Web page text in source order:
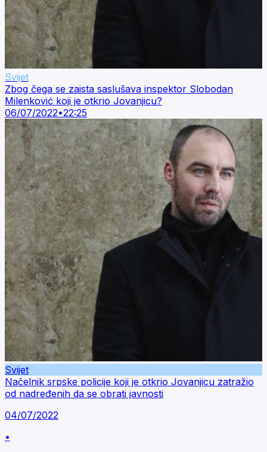
Svijet
Zbog čega se zaista saslušava inspektor Slobodan
Milenković koji je otkrio Jovanjicu?
06/07/2022•22:25
Svijet
Načelnik srpske policije koji je otkrio Jovanjicu zatražio
od nadređenih da se obrati javnosti
04/07/2022
•